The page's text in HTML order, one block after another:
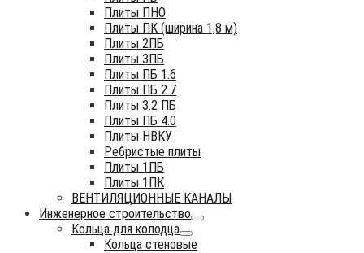
Плиты ПНО
Плиты ПК (ширина 1,8 м)
Плиты 2ПБ
Плиты 3ПБ
Плиты ПБ 1.6
Плиты ПБ 2.7
Плиты 3.2 ПБ
Плиты ПБ 4.0
Плиты НВКУ
Ребристые плиты
Плиты 1ПБ
Плиты 1ПК
ВЕНТИЛЯЦИОННЫЕ КАНАЛЫ
Инженерное строительство
Кольца для колодца
Кольца стеновые